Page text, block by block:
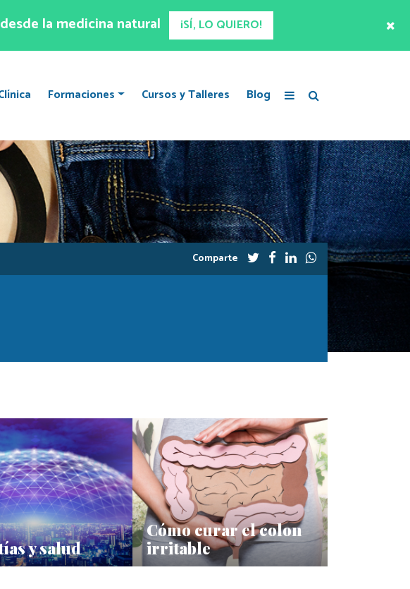
la medicina natural ¡SÍ, LO QUIERO!
Formaciones Cursos y Talleres Blog
Comparte
y salud
Cómo curar el colon
irritable